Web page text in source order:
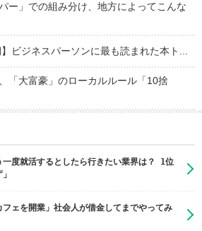
ー」での組み分け、地方によってこんな
】ビジネスパーソンに最も読まれた本ト...
「大富豪」のローカルルール「10捨
度就活するとしたら行きたい業界は？ 1位
フェを開業」社会人が借金してまでやってみ